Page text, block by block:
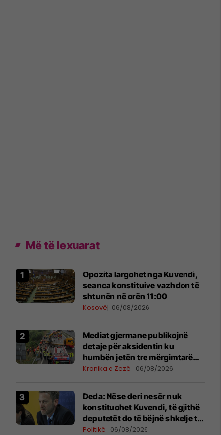
Më të lexuarat
Opozita largohet nga Kuvendi,
seanca konstituive vazhdon të
shtunën në orën 11:00
Kosovë 06/08/2026
Mediat gjermane publikojnë
detaje për aksidentin ku
humbën jetën tre mërgimtarë
nga Komogllava e Ferizajt
Kronika e Zezë 06/08/2026
Deda: Nëse deri nesër nuk
konstituohet Kuvendi, të gjithë
deputetët do të bëjnë shkelje të
rëndë kushtetuese
Politikë 06/08/2026